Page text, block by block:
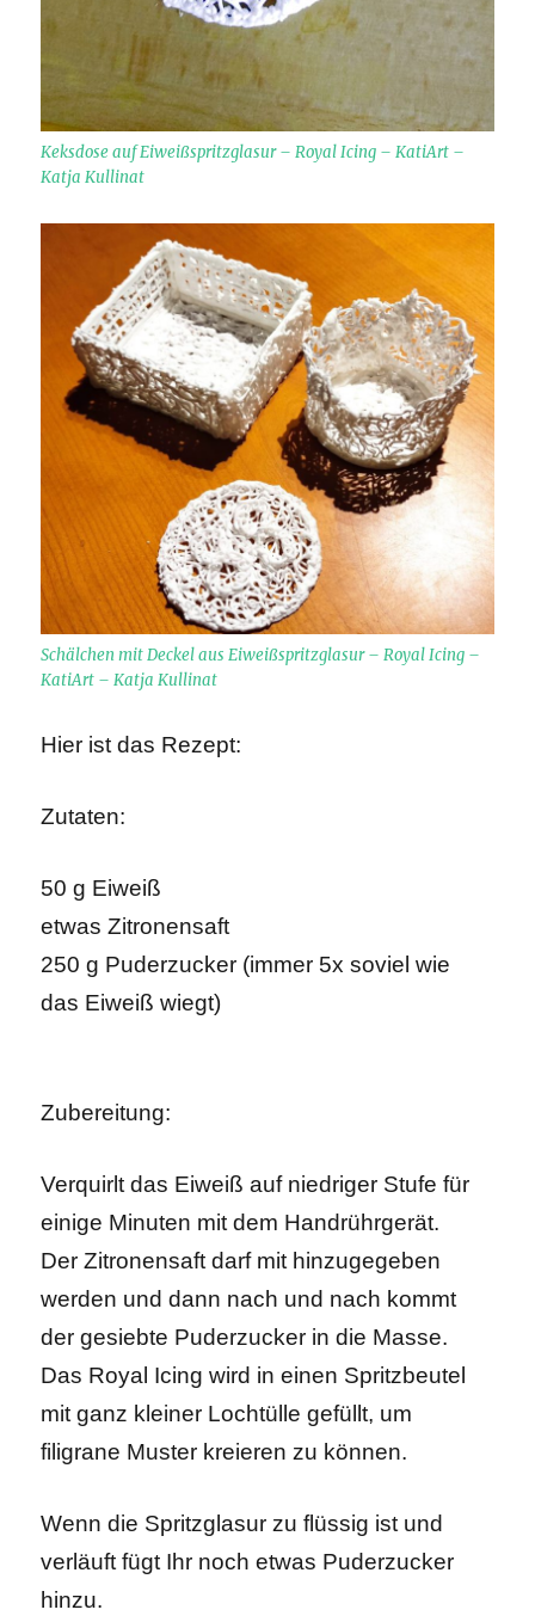
Keksdose auf Eiweißspritzglasur – Royal Icing – KatiArt –
Katja Kullinat
Schälchen mit Deckel aus Eiweißspritzglasur – Royal Icing –
KatiArt – Katja Kullinat
Hier ist das Rezept:
Zutaten:
50 g Eiweiß
etwasZitronensaft
250 g Puderzucker (immer 5x soviel wie
das Eiweiß wiegt)
Zubereitung:
Verquirlt das Eiweiß auf niedriger Stufe für
einige Minuten mit dem Handrührgerät.
Der Zitronensaft darf mit hinzugegeben
werden und dann nach und nach kommt
der gesiebte Puderzucker in die Masse.
Das Royal Icing wird in einen Spritzbeutel
mit ganz kleiner Lochtülle gefüllt, um
filigrane Muster kreieren zu können.
Wenn die Spritzglasur zu flüssig ist und
verläuft fügt Ihr noch etwas Puderzucker
hinzu.